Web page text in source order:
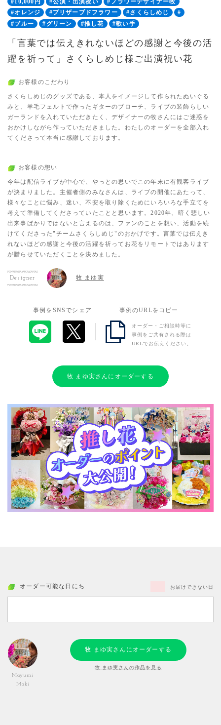
#オレンジ
#プリザーブドフラワー #さくらしめじ
#
#ブルー
#グリーン #推し花 #歌い手
「言葉では伝えきれないほどの感謝と今後の活
躍を祈って」さくらしめじ様ご出演祝い花
お客様のこだわり
さくらしめじのグッズである、本人をイメージして作られたぬいぐる
みと、羊毛フェルトで作ったギターのブローチ、ライブの装飾らしい
ガーランドを入れていただきたく、デザイナーの牧さんにはご迷惑を
おかけしながら作っていただきました。わたしのオーダーを全部入れ
てくださって本当に感謝しております。
お客様の想い
今年は配信ライブが中心で、やっとの思いでこの年末に有観客ライブ
が決まりました。主催者側のみなさんは、ライブの開催にあたって、
様々なことに悩み、迷い、不安を取り除くためにいろいろな手立てを
考えて準備してくださっていたことと思います。2020年、暗く悲しい
出来事ばかりではないと言えるのは、ファンのことを想い、活動を続
けてくださった"チームさくらしめじ"のおかげです。言葉では伝えき
れないほどの感謝と今後の活躍を祈ってお花をリモートではあります
が贈らせていただくことを決めました。
Designer 牧 まゆ実
事例をSNSでシェア 事例のURLをコピー
オーダー・ご相談時等に
事例をご共有される際は
URLでお伝えください。
牧 まゆ実さんにオーダーする
オーダー可能な日にち お届けできない日
Mayumi
Maki
牧 まゆ実さんにオーダーする
牧 まゆ実さんの作品を見る